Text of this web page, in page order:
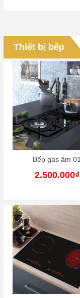
Thiết bị bếp
Bếp gas âm 01
2.500.000₫